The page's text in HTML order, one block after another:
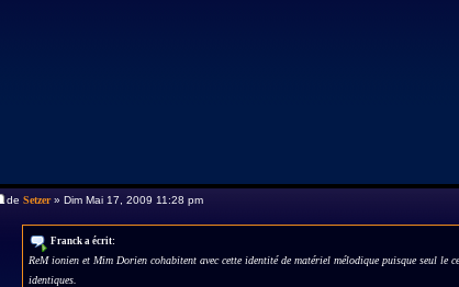
deSetzer» Dim Mai 17, 2009 11:28 pm
Franck a écrit:
ReM ionien et Mim Dorien cohabitent avec cette identité de matériel mélodique puisque seul le
identiques.